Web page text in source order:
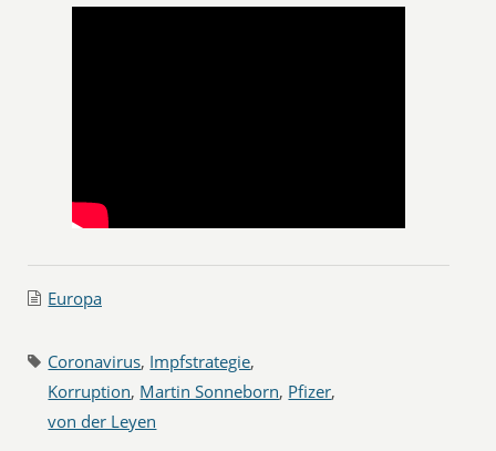
Europa
Coronavirus, Impfstrategie,
Korruption, Martin Sonneborn, Pfizer,
von der Leyen